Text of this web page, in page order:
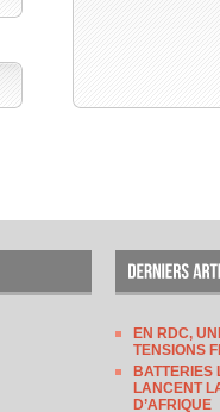
EN RDC,
TENSIONS
BATTERIES
LANCENT
D’AFRIQUE